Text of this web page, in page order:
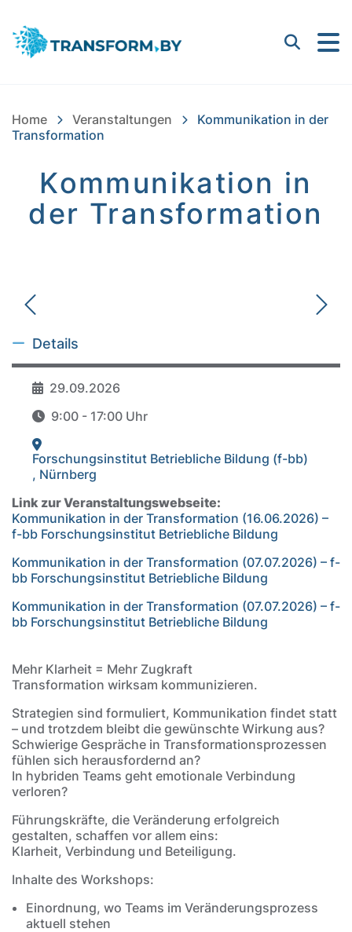
Bayern Innovativ GmbH
Suchen
Home Veranstaltungen
Kommunikation in der
Transformation
Kommunikation in
der Transformation
Details ausblenden
Details
Datum29.09.2026
Zeit9:00 - 17:00 Uhr
Veranstaltungsort
Forschungsinstitut Betriebliche Bildung (f-bb)
, Nürnberg
Link zur Veranstaltungswebseite:
Kommunikation in der Transformation (16.06.2026) –
f-bb Forschungsinstitut Betriebliche Bildung
Kommunikation in der Transformation (07.07.2026) – f-
bb Forschungsinstitut Betriebliche Bildung
Kommunikation in der Transformation (07.07.2026) – f-
bb Forschungsinstitut Betriebliche Bildung
Mehr Klarheit = Mehr Zugkraft
Transformation wirksam kommunizieren.
Strategien sind formuliert, Kommunikation findet statt
– und trotzdem bleibt die gewünschte Wirkung aus?
Schwierige Gespräche in Transformationsprozessen
fühlen sich herausfordernd an?
In hybriden Teams geht emotionale Verbindung
verloren?
Führungskräfte, die Veränderung erfolgreich
gestalten, schaffen vor allem eins:
Klarheit, Verbindung und Beteiligung.
Inhalte des Workshops:
Einordnung, wo Teams im Veränderungsprozess
aktuell stehen